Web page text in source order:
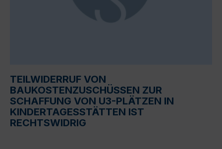
TEILWIDERRUF VON
BAUKOSTENZUSCHÜSSEN ZUR
SCHAFFUNG VON U3-PLÄTZEN IN
KINDERTAGESSTÄTTEN IST
RECHTSWIDRIG